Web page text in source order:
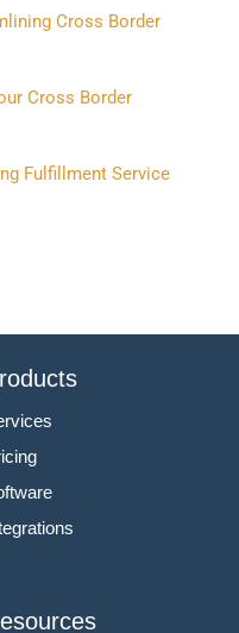
Cross Border
Cross Border
Fulfillment Service